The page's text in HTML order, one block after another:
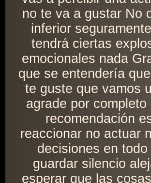
no te va a gustar No
inferior
tendrá ciertas
emocionales nada
que se entendería
te guste que vamos
agrade por completo
recomendación
reaccionar no actuar
decisiones en todo
guardar silencio
esperar que las